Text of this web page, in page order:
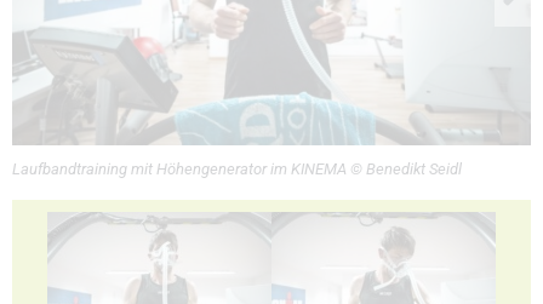
Laufbandtraining mit Höhengenerator im KINEMA © Benedikt Seidl